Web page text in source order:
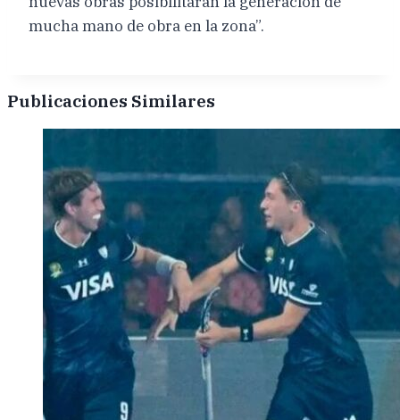
mucha mano de obra en la zona”.
Publicaciones Similares